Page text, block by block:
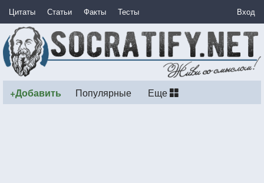
Цитаты Статьи Факты Тесты Вход
+Добавить Популярные Еще